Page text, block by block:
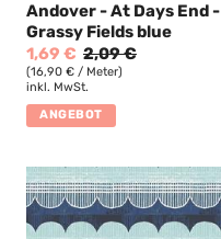
Andover - At Days End -
Grassy Fields blue
1,69 € 2,09 €
(16,90 € / Meter)
inkl. MwSt.
ANGEBOT